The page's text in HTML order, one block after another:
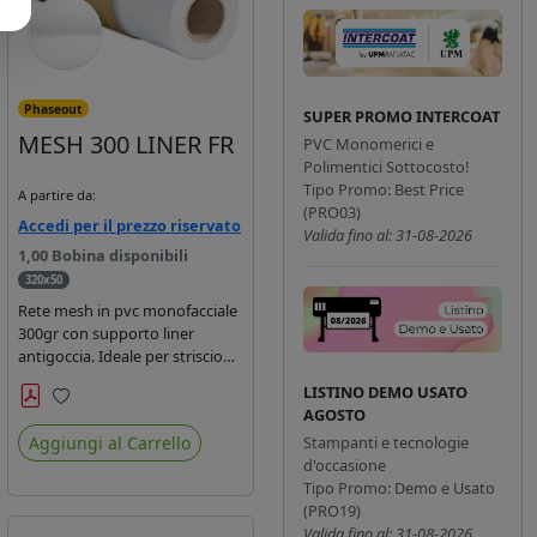
Phaseout
MESH 300 LINER FR
A partire da:
Accedi per il prezzo riservato
1,00 Bobina disponibili
320x50
Rete mesh in pvc monofacciale
300gr con supporto liner
antigoccia. Ideale per striscioni
e coperture antivento.
Saldabile, stampabile con
inchiostri solvente,
ecosolvente, uv e latex. Densità
Preferiti
Aggiungi al Carrello
SUPER PROMO INTERCOAT
PVC Monomerici e
Polimentici Sottocosto!
Tipo Promo: Best Price
(PRO03)
Valida fino al: 31-08-2026
LISTINO DEMO USATO
AGOSTO
Stampanti e tecnologie
d'occasione
Tipo Promo: Demo e Usato
(PRO19)